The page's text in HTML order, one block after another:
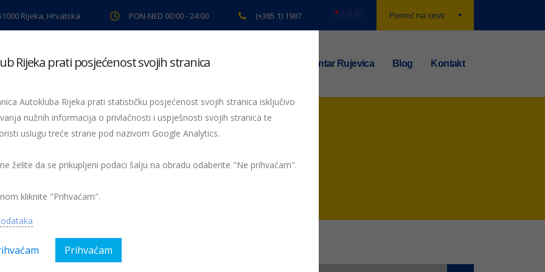
Pomoć na cesti
Rijeka, Hrvatska PON-NED 00:00 - 24:00 (+385 1) 1987
pregled Pomoć na cesti Servis Preventiva TS centar Rujevica Blog Kontakt
Prekratki zeleni semafor na Novoj cesti
na Novoj cesti
Rijeka prati posjećenost svojih stranica
Autokluba Rijeka prati statističku posjećenost svojih stranica isključivo
nužnih informacija o privlačnosti i uspješnosti svojih stranica te
uslugu treće strane pod nazivom Google Analytics.
želite da se prikupljeni podaci šalju na obradu odaberite "Ne prihvaćam".
kliknite "Prihvaćam".
Prihvaćam